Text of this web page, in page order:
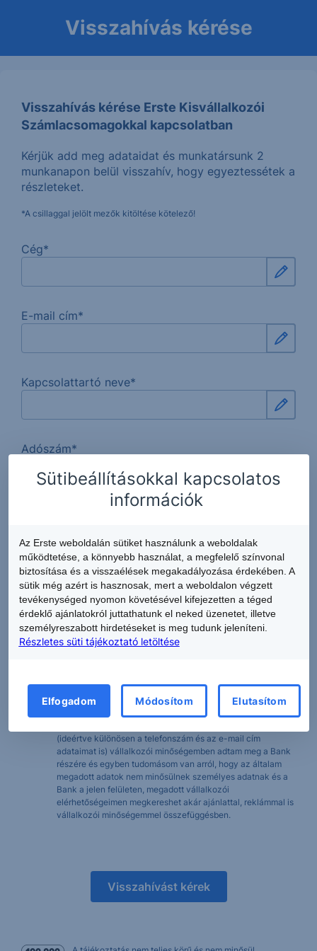
Visszahívás kérése
Visszahívás kérése Erste Kisvállalkozói
Számlacsomagokkal kapcsolatban
Kérjük add meg adataidat és munkatársunk 2
munkanapon belül visszahív, hogy egyeztessétek a
részleteket.
*A csillaggal jelölt mezők kitöltése kötelező!
Cég*
E-mail cím*
Kapcsolattartó neve*
Adószám*
Számlaajánlat*
Bankfiók*
A „Visszahívást kérek” gombra kattintással kijelentem, hogy
(ideértve különösen a telefonszám és az e-mail cím
adataimat is) vállalkozói minőségemben adtam meg a Bank
részére és egyben tudomásom van arról, hogy az általam
megadott adatok nem minősülnek személyes adatnak és a
Bank a jelen felületen, megadott vállalkozói
elérhetőségeimen megkereshet akár ajánlattal, reklámmal is
vállalkozói minőségemmel összefüggésben.
Visszahívást kérek
Sütibeállításokkal kapcsolatos
információk
Az Erste weboldalán sütiket használunk a weboldalak
működtetése, a könnyebb használat, a megfelelő színvonal
biztosítása és a visszaélések megakadályozása érdekében. A
sütik még azért is hasznosak, mert a weboldalon végzett
tevékenységed nyomon követésével kifejezetten a téged
érdeklő ajánlatokról juttathatunk el neked üzenetet, illetve
személyreszabott hirdetéseket is meg tudunk jeleníteni.
Részletes süti tájékoztató letöltése
Elfogadom Módosítom Elutasítom